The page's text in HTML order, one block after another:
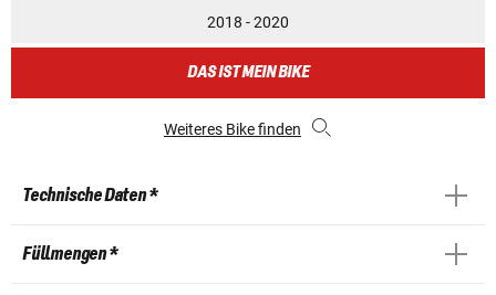
2018 - 2020
DAS IST MEIN BIKE
Weiteres Bike finden
Technische Daten *
Füllmengen *